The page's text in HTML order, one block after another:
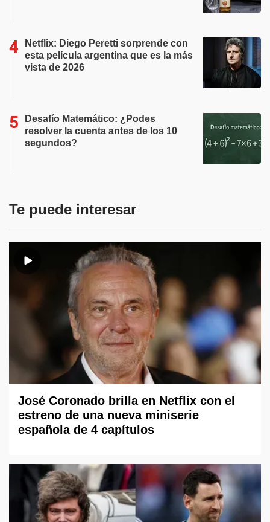
Netflix: Diego Peretti sorprende con
esta película argentina que es la más
vista de 2026
Desafío Matemático: ¿Podes
resolver la cuenta antes de los 10
segundos?
Te puede interesar
José Coronado brilla en Netflix con el
estreno de una nueva miniserie
española de 4 capítulos